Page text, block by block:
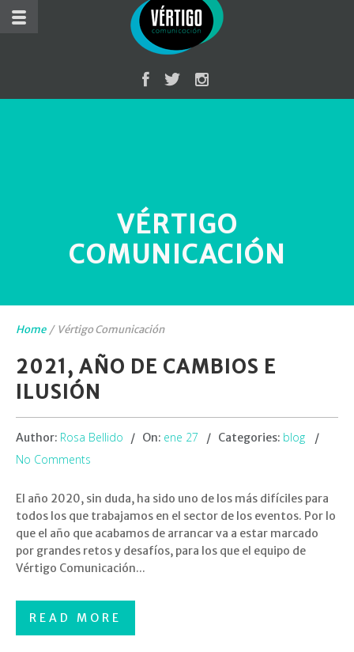
VÉRTIGO
COMUNICACIÓN
Home / Vértigo Comunicación
2021, AÑO DE CAMBIOS E
ILUSIÓN
Author: Rosa Bellido On: ene 27 Categories: blog
No Comments
El año 2020, sin duda, ha sido uno de los más difíciles para
todos los que trabajamos en el sector de los eventos. Por lo
que el año que acabamos de arrancar va a estar marcado
por grandes retos y desafíos, para los que el equipo de
Vértigo Comunicación...
READ MORE